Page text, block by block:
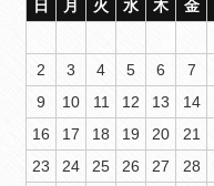
日
月 火 水 木 金
2
3 4 5 6 7
9
10 11 12 13 14
16
17 18 19 20 21
23
24 25 26 27 28